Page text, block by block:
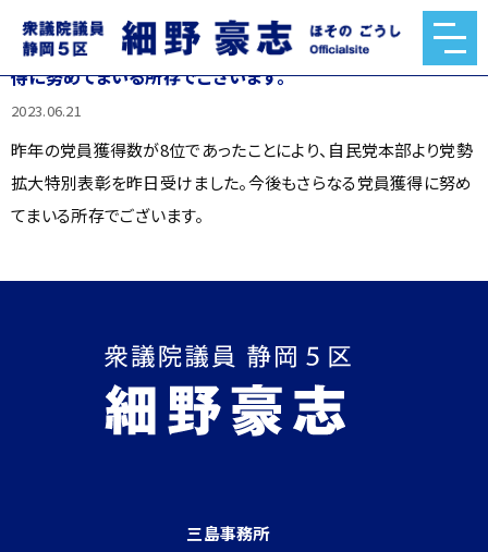
昨年の党員獲得数が8位であったことにより、自民党本部より
党勢拡大特別表彰を昨日受けました。今後もさらなる党員獲
得に努めてまいる所存でございます。
2023.06.21
昨年の党員獲得数が8位であったことにより、自民党本部より党勢
拡大特別表彰を昨日受けました。今後もさらなる党員獲得に努め
てまいる所存でございます。
三島事務所